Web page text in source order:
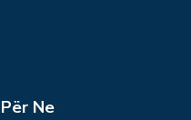
Për Ne